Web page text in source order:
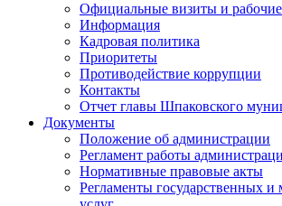
Официальные визиты и рабочие
Информация
Кадровая политика
Приоритеты
Противодействие коррупции
Контакты
Отчет главы Шпаковского
Документы
Положение об администрации
Регламент работы
Нормативные правовые акты
Регламенты государственных